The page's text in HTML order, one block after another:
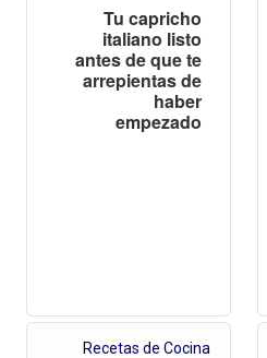
Tu capricho
italiano listo
antes de que te
arrepientas de
haber
empezado
Recetas de Cocina